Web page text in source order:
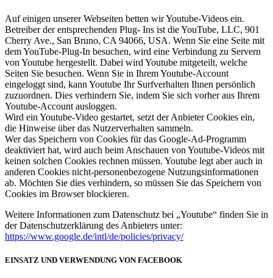
Auf einigen unserer Webseiten betten wir Youtube-Videos ein.
Betreiber der entsprechenden Plug- Ins ist die YouTube, LLC, 901
Cherry Ave., San Bruno, CA 94066, USA. Wenn Sie eine Seite mit
dem YouTube-Plug-In besuchen, wird eine Verbindung zu Servern
von Youtube hergestellt. Dabei wird Youtube mitgeteilt, welche
Seiten Sie besuchen. Wenn Sie in Ihrem Youtube-Account
eingeloggt sind, kann Youtube Ihr Surfverhalten Ihnen persönlich
zuzuordnen. Dies verhindern Sie, indem Sie sich vorher aus Ihrem
Youtube-Account ausloggen.
Wird ein Youtube-Video gestartet, setzt der Anbieter Cookies ein,
die Hinweise über das Nutzerverhalten sammeln.
Wer das Speichern von Cookies für das Google-Ad-Programm
deaktiviert hat, wird auch beim Anschauen von Youtube-Videos mit
keinen solchen Cookies rechnen müssen. Youtube legt aber auch in
anderen Cookies nicht-personenbezogene Nutzungsinformationen
ab. Möchten Sie dies verhindern, so müssen Sie das Speichern von
Cookies im Browser blockieren.
Weitere Informationen zum Datenschutz bei „Youtube“ finden Sie in
der Datenschutzerklärung des Anbieters unter:
https://www.google.de/intl/de/policies/privacy/
EINSATZ UND VERWENDUNG VON FACEBOOK